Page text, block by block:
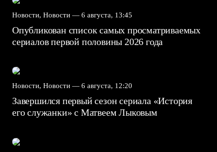
Новости, Новости — 6 августа, 13:45
Опубликован список самых просматриваемых
сериалов первой половины 2026 года
Новости, Новости — 6 августа, 12:20
Завершился первый сезон сериала «История
его служанки» с Матвеем Лыковым